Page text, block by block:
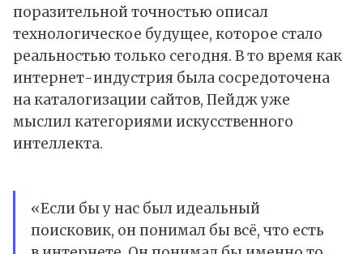
поразительной точностью описал
технологическое будущее, которое стало
реальностью только сегодня. В то время как
интернет-индустрия была сосредоточена
на каталогизации сайтов, Пейдж уже
мыслил категориями искусственного
интеллекта.
«Если бы у нас был идеальный
поисковик, он понимал бы всё, что есть